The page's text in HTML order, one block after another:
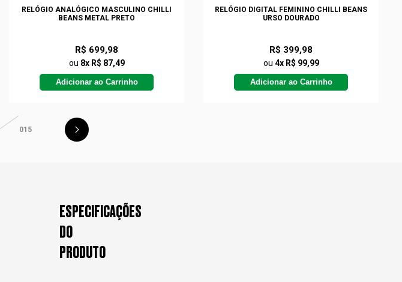
RELÓGIO ANALÓGICO MASCULINO CHILLI
BEANS METAL PRETO
R$ 699,98
ou 8x R$ 87,49
Adicionar ao Carrinho
RELÓGIO DIGITAL FEMININO CHILLI BEANS
URSO DOURADO
R$ 399,98
ou 4x R$ 99,99
Adicionar ao Carrinho
015
ESPECIFICAÇÕES
DO
PRODUTO